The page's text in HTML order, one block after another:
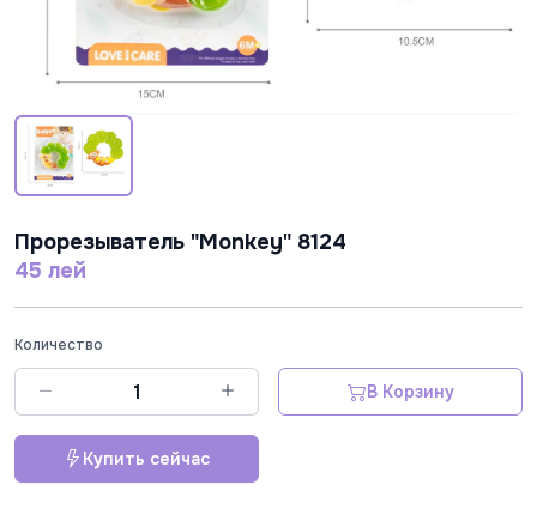
Прорезыватель "Monkey" 8124
45 лей
Количество
В Корзину
Купить сейчас